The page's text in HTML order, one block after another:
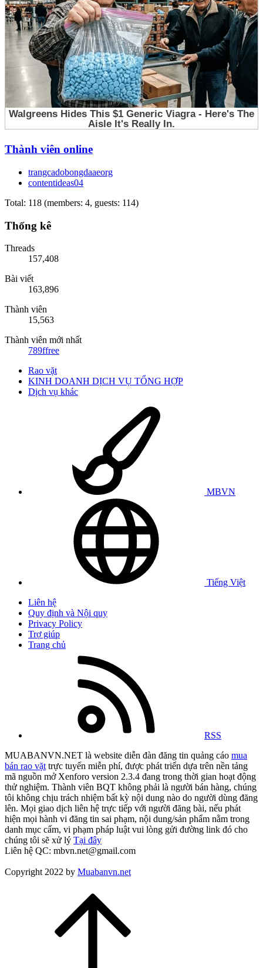
Thành viên online
trangcadobongdaaeorg
contentideas04
Total: 118 (members: 4, guests: 114)
Thống kê
Threads
157,408
Bài viết
163,896
Thành viên
15,563
Thành viên mới nhất
789ffree
Rao vặt
KINH DOANH DỊCH VỤ TỔNG HỢP
Dịch vụ khác
MBVN
Tiếng Việt
Liên hệ
Quy định và Nội quy
Privacy Policy
Trợ giúp
Trang chủ
RSS
MUABANVN.NET là website diễn đàn đăng tin quảng cáo mua
bán rao vặt trực tuyến miễn phí, được phát triển dựa trên nền tảng
mã nguồn mở Xenforo version 2.3.4 đang trong thời gian hoạt động
thử nghiệm. Thành viên BQT không phải là người bán hàng, chúng
tôi không chịu trách nhiệm bất kỳ nội dung nào do người dùng đăng
lên. Mọi giao dịch liên hệ trực tiếp với người đăng bài, nếu phát
hiện mọi hành vi đăng tin sai phạm, nội dung/sản phẩm nằm trong
danh mục cấm, vi phạm pháp luật vui lòng gửi đường link đó cho
chúng tôi sẽ xử lý Tại đây
Liên hệ QC: mbvn.net@gmail.com
Copyright 2022 by Muabanvn.net